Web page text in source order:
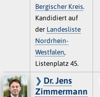
Bergischer Kreis.
Kandidiert auf
der Landesliste
Nordrhein-
Westfalen,
Listenplatz 45.
Dr. Jens
Zimmermann